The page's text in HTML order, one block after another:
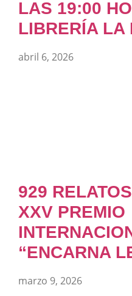
LAS 19:00
LIBRERÍA LA
abril 6, 2026
929
XXV PREMIO
“ENCARNA
marzo 9, 2026